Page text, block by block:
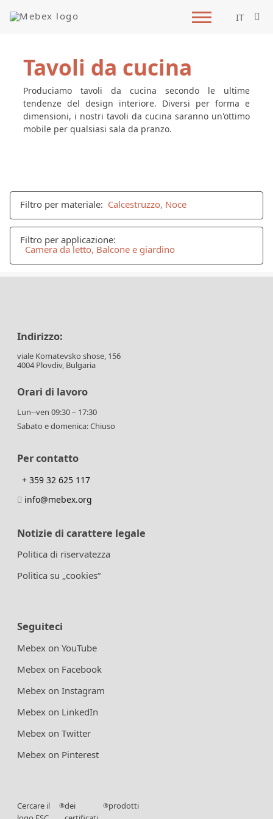
IT
Tavoli da cucina
Produciamo tavoli da cucina secondo le ultime
tendenze del design interiore. Diversi per forma e
dimensioni, i nostri tavoli da cucina saranno un'ottimo
mobile per qualsiasi sala da pranzo.
Filtro per materiale: Calcestruzzo, Noce
Filtro per applicazione:
Camera da letto, Balcone e giardino
Indirizzo:
viale Komatevsko shose, 156
4004 Plovdiv, Bulgaria
Orari di lavoro
Lun--ven 09:30 – 17:30
Sabato e domenica: Chiuso
Per contatto
+ 359 32 625 117
info@mebex.org
Notizie di carattere legale
Politica di riservatezza
Politica su „cookies“
Seguiteci
Mebex on YouTube
Mebex on Facebook
Mebex on Instagram
Mebex on LinkedIn
Mebex on Twitter
Mebex on Pinterest
Cercare il
®dei
®prodotti